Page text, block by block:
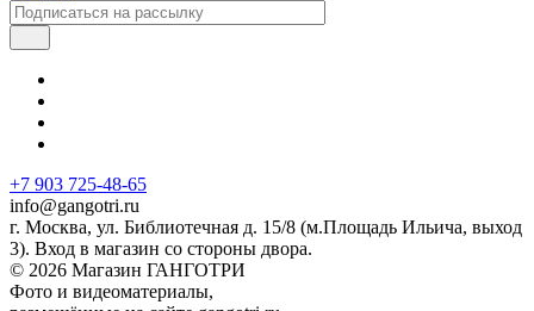
+7 903 725-48-65
info@gangotri.ru
г. Москва, ул. Библиотечная д. 15/8 (м.Площадь Ильича, выход
3). Вход в магазин со стороны двора.
© 2026 Магазин ГАНГОТРИ
Фото и видеоматериалы,